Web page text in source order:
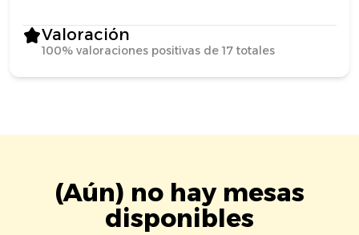
Valoración
100% valoraciones positivas de 17 totales
(Aún) no hay mesas
disponibles